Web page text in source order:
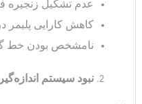
عدم تشکیل زنجیره
کاهش کارایی پلیمر
نامشخص بودن خط
نبود سیستم